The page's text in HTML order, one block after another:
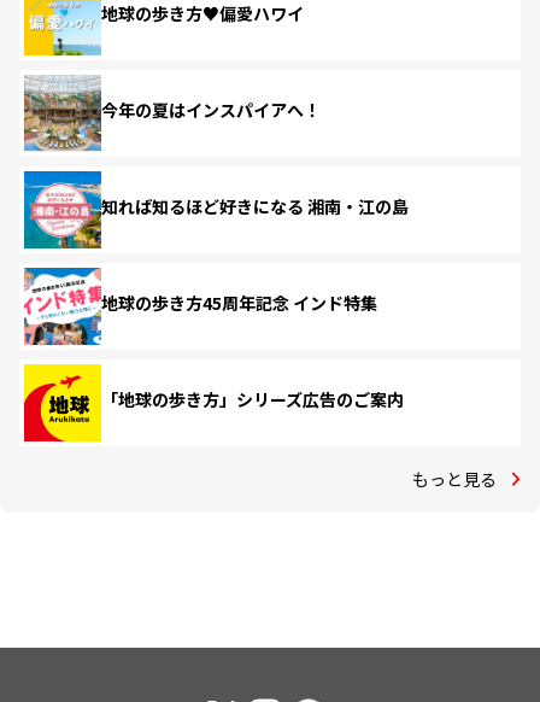
地球の歩き方♥偏愛ハワイ
今年の夏はインスパイアへ！
知れば知るほど好きになる 湘南・江の島
地球の歩き方45周年記念 インド特集
「地球の歩き方」シリーズ広告のご案内
もっと見る